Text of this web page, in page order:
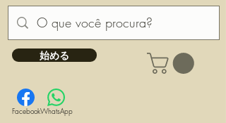
始める
FacebookWhatsApp